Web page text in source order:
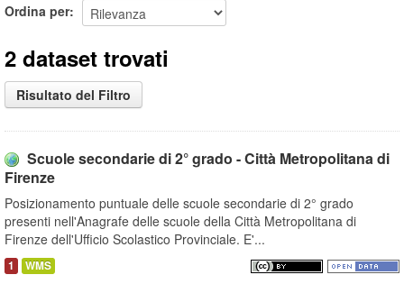
Ordina per
2 dataset trovati
Risultato del Filtro
Scuole secondarie di 2° grado - Città Metropolitana di
Firenze
Posizionamento puntuale delle scuole secondarie di 2° grado
presenti nell'Anagrafe delle scuole della Città Metropolitana di
Firenze dell'Ufficio Scolastico Provinciale. E'...
1 WMS